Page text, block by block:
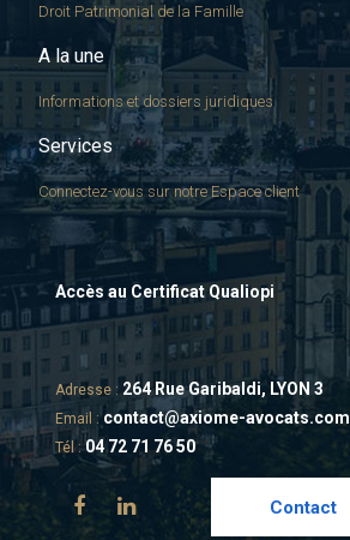
Droit Patrimonial de la Famille
A la une
Informations et dossiers juridiques
Services
Connectez-vous sur notre Espace client
Accès au Certificat Qualiopi
Adresse : 264 Rue Garibaldi, LYON 3
Email :contact@axiome-avocats.com
Tél :04 72 71 76 50
Contact